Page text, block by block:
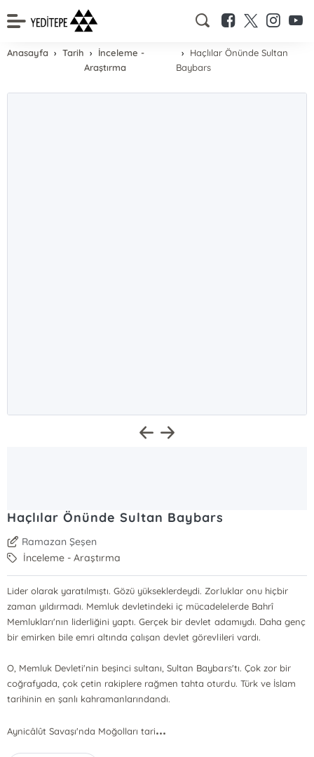
Anasayfa Tarih
İnceleme -
Araştırma
Haçlılar Önünde Sultan
Baybars
Haçlılar Önünde Sultan Baybars
Ramazan Şeşen
İnceleme - Araştırma
Lider olarak yaratılmıştı. Gözü yükseklerdeydi. Zorluklar onu hiçbir
zaman yıldırmadı. Memluk devletindeki iç mücadelelerde Bahrî
Memlukları'nın liderliğini yaptı. Gerçek bir devlet adamıydı. Daha genç
bir emirken bile emri altında çalışan devlet görevlileri vardı.
O, Memluk Devleti'nin beşinci sultanı, Sultan Baybars'tı. Çok zor bir
coğrafyada, çok çetin rakiplere rağmen tahta oturdu. Türk ve İslam
tarihinin en şanlı kahramanlarındandı.
Aynicâlût Savaşı'nda Moğolları tari...